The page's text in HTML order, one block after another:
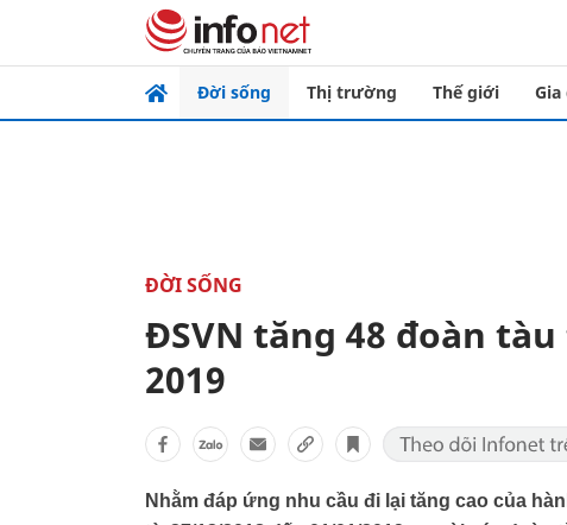
Đời sống Thị trường Thế giới
ĐỜI SỐNG
ĐSVN tăng 48 đoàn
2019
Nhằm đáp ứng nhu cầu đi lại tăng cao của